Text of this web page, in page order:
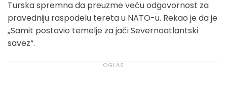
Turska spremna da preuzme veću odgovornost za
pravedniju raspodelu tereta u NATO-u. Rekao je da je
„Samit postavio temelje za jači Severnoatlantski
savez“.